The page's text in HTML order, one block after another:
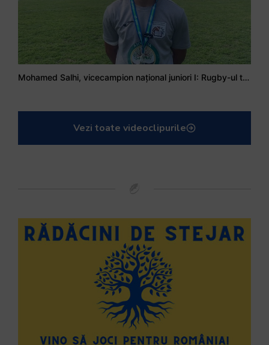
Mohamed Salhi, vicecampion național juniori I: Rugby-ul te învață să accepți și înfrângerile
Vezi toate videoclipurile